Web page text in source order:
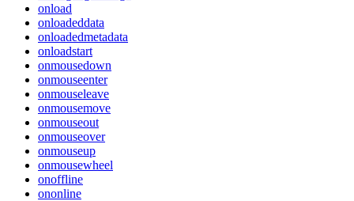
onload
onloadeddata
onloadedmetadata
onloadstart
onmousedown
onmouseenter
onmouseleave
onmousemove
onmouseout
onmouseover
onmouseup
onmousewheel
onoffline
ononline